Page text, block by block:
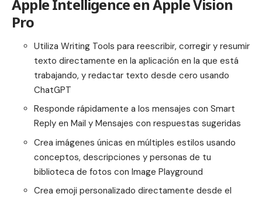
Apple Intelligence en Apple Vision
Pro
Utiliza Writing Tools para reescribir, corregir y resumir
texto directamente en la aplicación en la que está
trabajando, y redactar texto desde cero usando
ChatGPT
Responde rápidamente a los mensajes con Smart
Reply en Mail y Mensajes con respuestas sugeridas
Crea imágenes únicas en múltiples estilos usando
conceptos, descripciones y personas de tu
biblioteca de fotos con Image Playground
Crea emoji personalizado directamente desde el